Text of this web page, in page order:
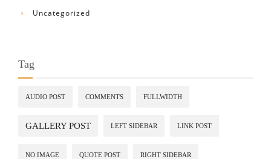
Uncategorized
Tag
AUDIO POST COMMENTS FULLWIDTH
GALLERY POST LEFT SIDEBAR LINK POST
NO IMAGE QUOTE POST RIGHT SIDEBAR